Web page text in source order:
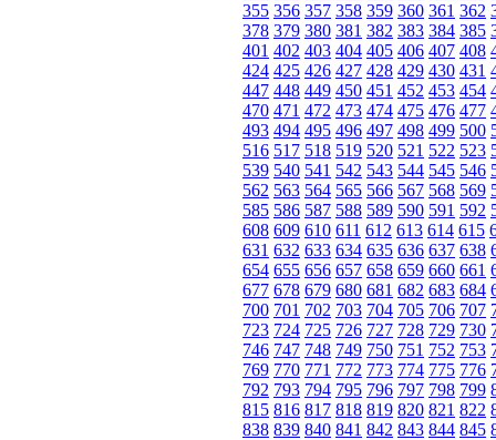
355 356 357 358 359 360 361 362
378 379 380 381 382 383 384 385
401 402 403 404 405 406 407 408
424 425 426 427 428 429 430 431
447 448 449 450 451 452 453 454
470 471 472 473 474 475 476 477
493 494 495 496 497 498 499 500
516 517 518 519 520 521 522 523
539 540 541 542 543 544 545 546
562 563 564 565 566 567 568 569
585 586 587 588 589 590 591 592
608 609 610 611 612 613 614 615
631 632 633 634 635 636 637 638
654 655 656 657 658 659 660 661
677 678 679 680 681 682 683 684
700 701 702 703 704 705 706 707
723 724 725 726 727 728 729 730
746 747 748 749 750 751 752 753
769 770 771 772 773 774 775 776
792 793 794 795 796 797 798 799
815 816 817 818 819 820 821 822
838 839 840 841 842 843 844 845